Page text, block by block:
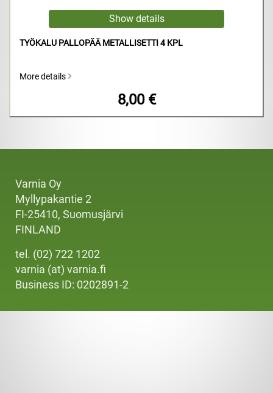
TYÖKALU PALLOPÄÄ METALLISETTI 4 KPL
More details
8,00 €
Varnia Oy
Myllypakantie 2
FI-25410, Suomusjärvi
FINLAND
tel. (02) 722 1202
varnia (at) varnia.fi
Business ID: 0202891-2